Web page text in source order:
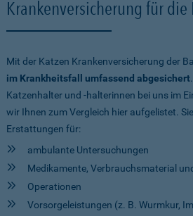
Krankenversicherung für
Mit der Katzen Krankenversicherung der
im Krankheitsfall umfassend abgesichert
Katzenhalter und -halterinnen bei uns im
wir Ihnen zum Vergleich hier aufgelistet.
Erstattungen für:
ambulante Untersuchungen
Medikamente, Verbrauchsmaterial
Operationen
Vorsorgeleistungen (z. B. Wurmkur,